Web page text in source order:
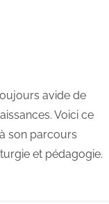
avide de
Voici ce
son parcours
et pédagogie.